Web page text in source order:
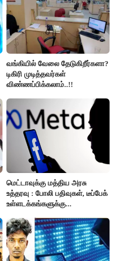
வங்கியில் வேலை தேடுகிறீர்களா?
டிகிரி முடித்தவர்கள்
விண்ணப்பிக்கலாம்..!!
மெட்டாவுக்கு மத்திய அரசு
உத்தரவு : போலி பதிவுகள், டீப்பேக்
உள்ளடக்கங்களுக்கு...